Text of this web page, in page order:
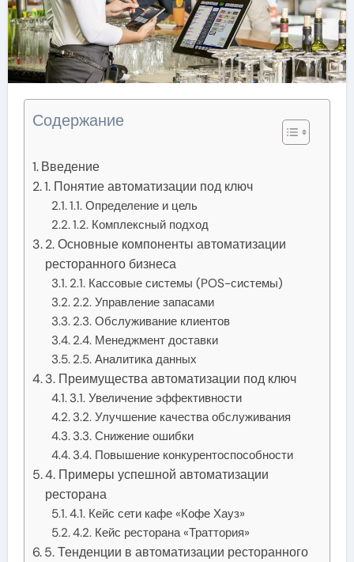
Содержание
Введение
1. Понятие автоматизации под ключ
1.1. Определение и цель
1.2. Комплексный подход
2. Основные компоненты автоматизации
ресторанного бизнеса
2.1. Кассовые системы (POS-системы)
2.2. Управление запасами
2.3. Обслуживание клиентов
2.4. Менеджмент доставки
2.5. Аналитика данных
3. Преимущества автоматизации под ключ
3.1. Увеличение эффективности
3.2. Улучшение качества обслуживания
3.3. Снижение ошибки
3.4. Повышение конкурентоспособности
4. Примеры успешной автоматизации
ресторана
4.1. Кейс сети кафе «Кофе Хауз»
4.2. Кейс ресторана «Траттория»
5. Тенденции в автоматизации ресторанного